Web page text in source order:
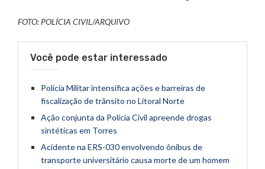
FOTO: POLÍCIA CIVIL/ARQUIVO
Você pode estar interessado
Polícia Militar intensifica ações e barreiras de
fiscalização de trânsito no Litoral Norte
Ação conjunta da Polícia Civil apreende drogas
sintéticas em Torres
Acidente na ERS-030 envolvendo ônibus de
transporte universitário causa morte de um homem